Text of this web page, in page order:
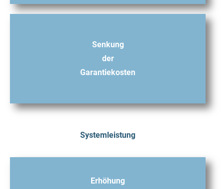
Senkung
der
Garantiekosten
Systemleistung
Erhöhung